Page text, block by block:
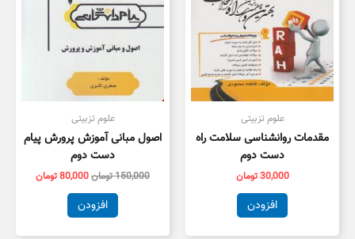
علوم تزبیتی
مقدمات روانشناسی سلامت راه
دست دوم
30,000تومان
افزودن
علوم تزبیتی
اصول مبانی آموزش پرورش پیام
دست دوم
150,000تومان80,000تومان
افزودن